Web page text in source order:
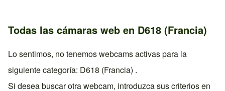
Todas las cámaras web en D618 (Francia)
Lo sentimos, no tenemos webcams activas para la
siguiente categoría: D618 (Francia) .
Si desea buscar otra webcam, introduzca sus criterios en